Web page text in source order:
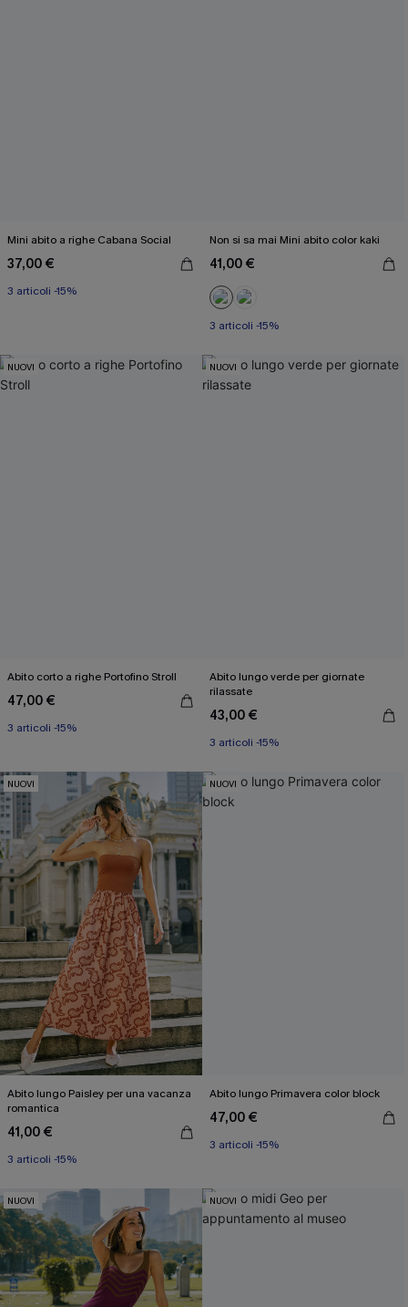
Mini abito a righe Cabana Social
37,00 €
3 articoli -15%
Non si sa mai Mini abito color kaki
41,00 €
3 articoli -15%
NUOVI
Abito corto a righe Portofino Stroll
47,00 €
3 articoli -15%
NUOVI
Abito lungo verde per giornate
rilassate
43,00 €
3 articoli -15%
NUOVI
Abito lungo Paisley per una vacanza
romantica
41,00 €
3 articoli -15%
NUOVI
Abito lungo Primavera color block
47,00 €
3 articoli -15%
NUOVI NUOVI